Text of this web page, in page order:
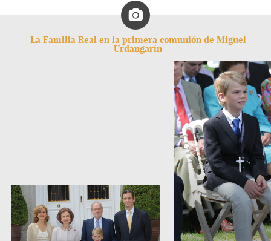
La Familia Real en la primera comunión de Miguel
Urdangarín